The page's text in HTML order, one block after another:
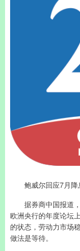
鲍威尔回应7月降
据券商中国报道，
欧洲央行的年度论坛
的状态，劳动力市场
做法是等待。